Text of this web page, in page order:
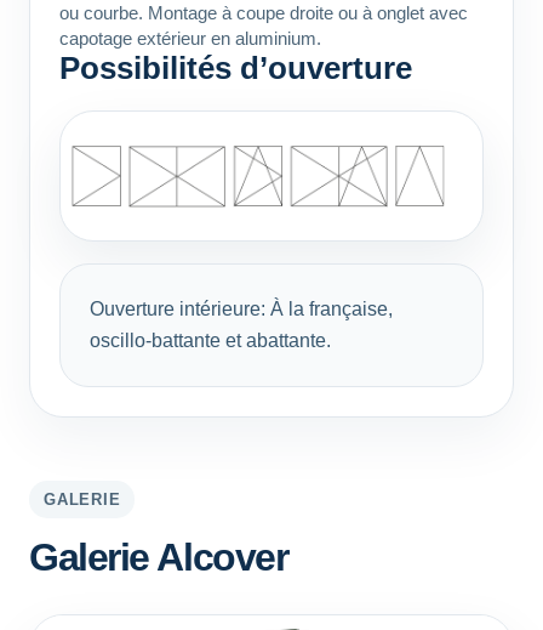
ou courbe. Montage à coupe droite ou à onglet avec
capotage extérieur en aluminium.
Possibilités d’ouverture
Ouverture intérieure: À la française,
oscillo-battante et abattante.
GALERIE
Galerie Alcover